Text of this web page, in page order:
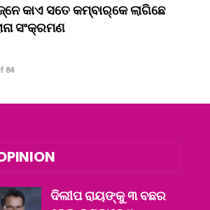
କାଏ ସତେ କମ୍‌ବାର୍‌କେ ଲାଗିଛେ
ସଂକ୍ରମଣ
84
ଦିଲୀପ ରାୟଙ୍କୁ ୩ ବଛର